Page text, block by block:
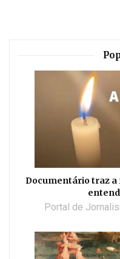
Documentário traz
Portal de